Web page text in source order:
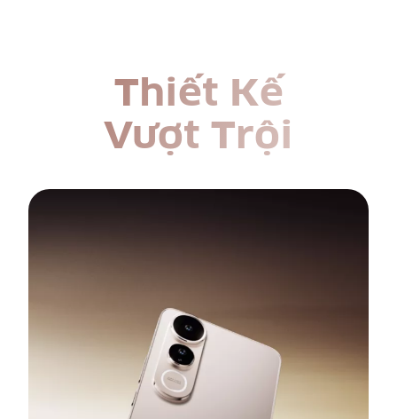
Thiết Kế
Vượt Trội